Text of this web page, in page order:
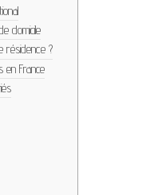
domicile
résidence ?
en France